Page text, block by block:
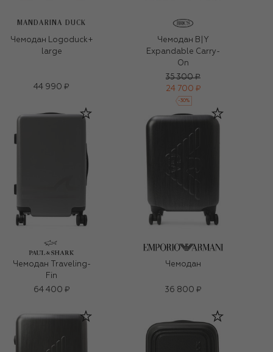
MANDARINA DUCK
Чемодан Logoduck+
large
44 990 ₽
Чемодан B|Y
Expandable Carry-
On
35 300 ₽
24 700 ₽
-30%
Чемодан Traveling-
Fin
64 400 ₽
Чемодан
36 800 ₽